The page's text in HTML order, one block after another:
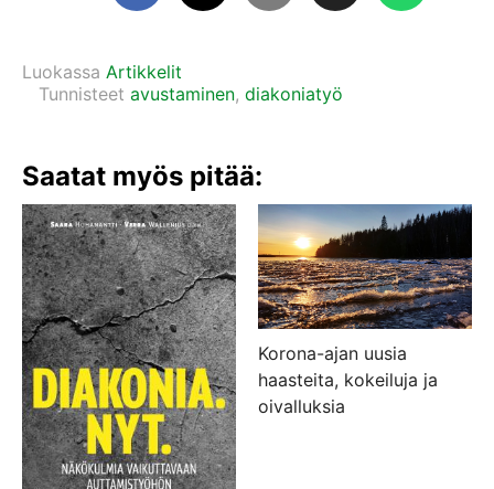
Luokassa Artikkelit
Tunnisteet avustaminen, diakoniatyö
Saatat myös pitää:
Korona-ajan uusia
haasteita, kokeiluja ja
oivalluksia